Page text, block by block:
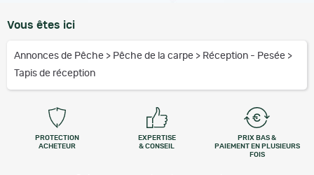
Vous êtes ici
Annonces de Pêche > Pêche de la carpe > Réception - Pesée >
Tapis de réception
PROTECTION
ACHETEUR
EXPERTISE
& CONSEIL
PRIX BAS &
PAIEMENT EN PLUSIEURS
FOIS